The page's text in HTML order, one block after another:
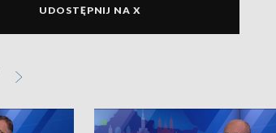
UDOSTĘPNIJ NA X